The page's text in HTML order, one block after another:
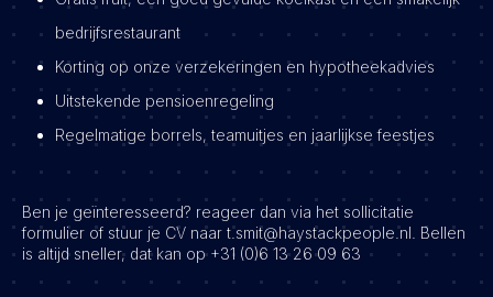
bedrijfsrestaurant
Korting op onze verzekeringen en hypotheekadvies
Uitstekende pensioenregeling
Regelmatige borrels, teamuitjes en jaarlijkse feestjes
Ben je geïnteresseerd? reageer dan via het sollicitatie
formulier of stuur je CV naar t.smit@haystackpeople.nl. Bellen
is altijd sneller, dat kan op +31 (0)6 13 26 09 63